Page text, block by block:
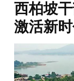
西柏坡
激活新